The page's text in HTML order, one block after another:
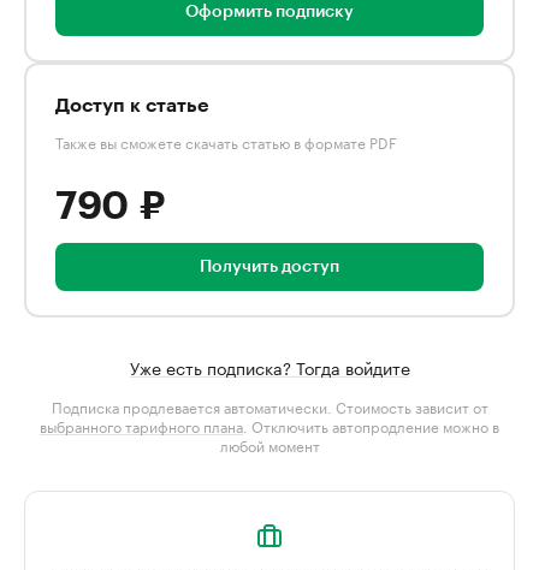
Оформить подписку
Доступ к статье
Также вы сможете скачать статью в формате PDF
790 ₽
Получить доступ
Уже есть подписка? Тогда войдите
Подписка продлевается автоматически. Стоимость зависит от
выбранного тарифного плана . Отключить автопродление можно в
любой момент